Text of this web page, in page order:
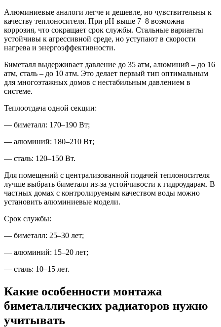
Алюминиевые аналоги легче и дешевле, но чувствительны к
качеству теплоносителя. При pH выше 7–8 возможна
коррозия, что сокращает срок службы. Стальные варианты
устойчивы к агрессивной среде, но уступают в скорости
нагрева и энергоэффективности.
Биметалл выдерживает давление до 35 атм, алюминий – до 16
атм, сталь – до 10 атм. Это делает первый тип оптимальным
для многоэтажных домов с нестабильным давлением в
системе.
Теплоотдача одной секции:
— биметалл: 170–190 Вт;
— алюминий: 180–210 Вт;
— сталь: 120–150 Вт.
Для помещений с централизованной подачей теплоносителя
лучше выбрать биметалл из-за устойчивости к гидроударам. В
частных домах с контролируемым качеством воды можно
установить алюминиевые модели.
Срок службы:
— биметалл: 25–30 лет;
— алюминий: 15–20 лет;
— сталь: 10–15 лет.
Какие особенности монтажа
биметаллических радиаторов нужно
учитывать